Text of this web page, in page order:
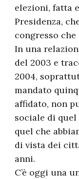
elezioni, fatta
Presidenza,
congresso
In una
del 2003 e
2004,
mandato
affidato, non
sociale di quel
quel che
di vista dei
anni.
C’è oggi una